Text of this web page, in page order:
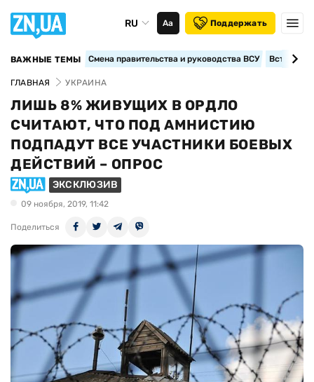
RU Аа Поддержать
ВАЖНЫЕ ТЕМЫ Смена правительства и руководства ВСУ
ГЛАВНАЯ УКРАИНА
ЛИШЬ 8% ЖИВУЩИХ В ОРДЛО
СЧИТАЮТ, ЧТО ПОД АМНИСТИЮ
ПОДПАДУТ ВСЕ УЧАСТНИКИ БОЕВЫХ
ДЕЙСТВИЙ – ОПРОС
ЭКСКЛЮЗИВ
09 ноября, 2019, 11:42
Поделиться